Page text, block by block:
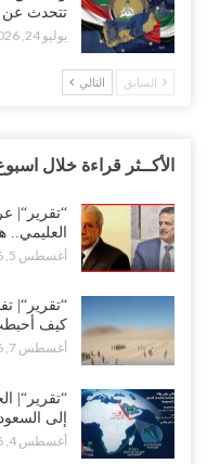
تتحدث عن
يوليو 24, 2026
السابق التالي
الأكــثر قراءة خلال
“تقرير“|
أغسطس 5, 2026
“تقرير“|
كيف
أغسطس 7, 2026
“تقرير“|
إلى
أغسطس 4, 2026